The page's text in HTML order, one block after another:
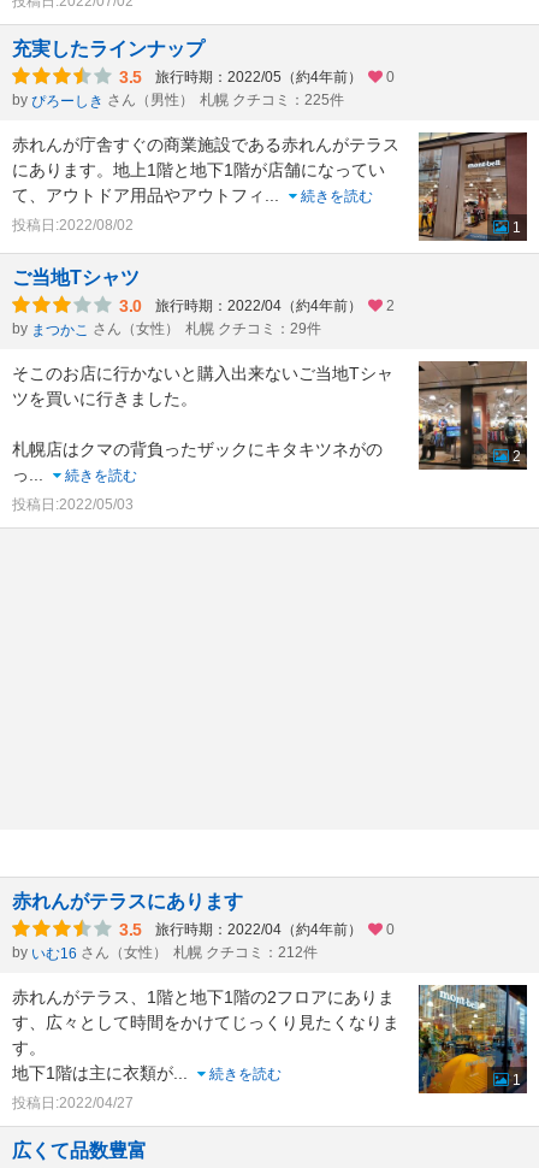
充実したラインナップ
3.5 旅行時期：2022/05（約4年前）
0
by ぴろーしき さん（男性） 札幌 クチコミ：225件
赤れんが庁舎すぐの商業施設である赤れんがテラス
にあります。地上1階と地下1階が店舗になってい
て、アウトドア用品やアウトフィ ...
続きを読む
投稿日:2022/08/02
1
ご当地Tシャツ
3.0 旅行時期：2022/04（約4年前）
2
by まつかこ さん（女性） 札幌 クチコミ：29件
そこのお店に行かないと購入出来ないご当地Tシャ
ツを買いに行きました。
札幌店はクマの背負ったザックにキタキツネがの
っ...
続きを読む
投稿日:2022/05/03
2
赤れんがテラスにあります
3.5 旅行時期：2022/04（約4年前）
0
by いむ16 さん（女性） 札幌 クチコミ：212件
赤れんがテラス、1階と地下1階の2フロアにありま
す、広々として時間をかけてじっくり見たくなりま
す。
地下1階は主に衣類が...
続きを読む
投稿日:2022/04/27
1
広くて品数豊富